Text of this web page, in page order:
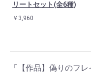
リートセット(全6種)
￥3,960
「【作品】偽りのフ